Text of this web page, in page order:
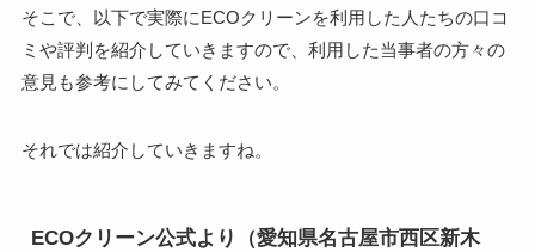
そこで、以下で実際にECOクリーンを利用した人たちの口コ
ミや評判を紹介していきますので、利用した当事者の方々の
意見も参考にしてみてください。
それでは紹介していきますね。
ECOクリーン公式より（愛知県名古屋市西区新木